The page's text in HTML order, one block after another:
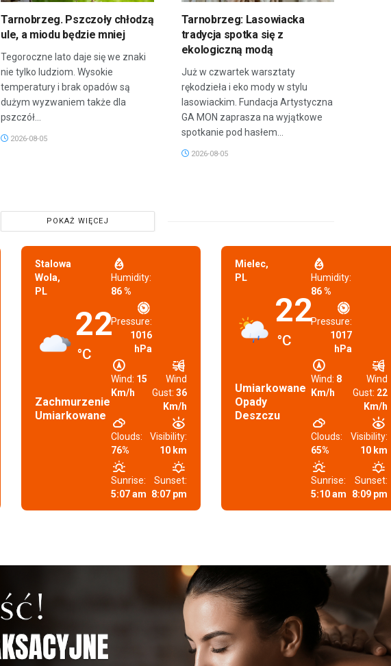
Tarnobrzeg. Pszczoły chłodzą
ule, a miodu będzie mniej
Tegoroczne lato daje się we znaki
nie tylko ludziom. Wysokie
temperatury i brak opadów są
dużym wyzwaniem także dla
pszczół...
2026-08-05
Tarnobrzeg: Lasowiacka
tradycja spotka się z
ekologiczną modą
Już w czwartek warsztaty
rękodzieła i eko mody w stylu
lasowiackim. Fundacja Artystyczna
GA MON zaprasza na wyjątkowe
spotkanie pod hasłem...
2026-08-05
POKAŻ WIĘCEJ
Stalowa
Wola,
PL
22
°C
Zachmurzenie
Umiarkowane
Humidity:
86 %
Pressure:
1016
hPa
Wind: 15
Km/h
Wind
Gust: 36
Km/h
Clouds:
76%
Visibility:
10 km
Sunrise:
5:07 am
Sunset:
8:07 pm
Mielec,
PL
22
°C
Umiarkowane
Opady
Deszczu
Humidity:
86 %
Pressure:
1017
hPa
Wind: 8
Km/h
Wind
Gust: 22
Km/h
Clouds:
65%
Visibility:
10 km
Sunrise:
5:10 am
Sunset:
8:09 pm